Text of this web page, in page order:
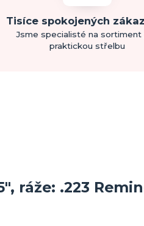
Tisíce spokojených
Jsme specialisté na sortiment
praktickou střelbu
ráže: .223